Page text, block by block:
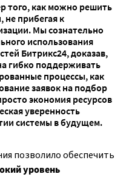
того, как можно решить
не прибегая к
Мы сознательно
использования
Битрикс24, доказав,
гибко поддерживать
процессы, как
заявок на подбор
экономия ресурсов
уверенность
системы в будущем.
позволило обеспечить
уровень